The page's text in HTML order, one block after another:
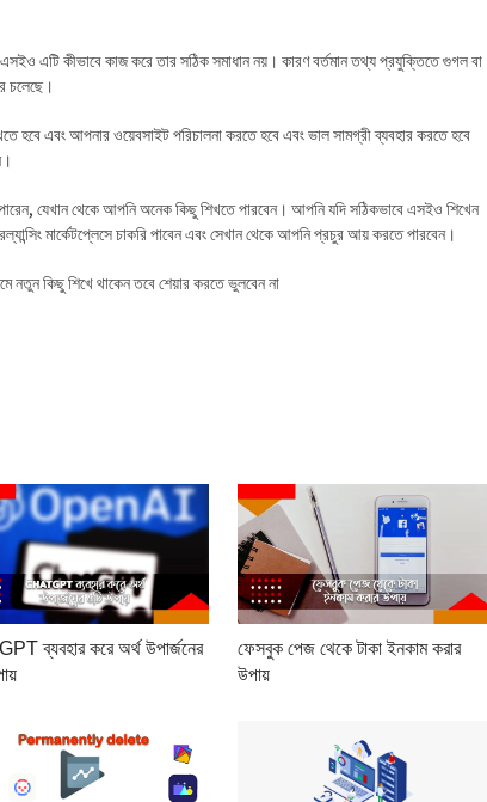
এসইও এটি কীভাবে কাজ করে তার সঠিক সমাধান নয়। কারণ বর্তমান তথ্য প্রযুক্তিতে গুগল বা
চলেছে।
এবং আপনার ওয়েবসাইট পরিচালনা করতে হবে এবং ভাল সামগ্রী ব্যবহার করতে হবে
যেখান থেকে আপনি অনেক কিছু শিখতে পারবেন। আপনি যদি সঠিকভাবে এসইও শিখেন
মার্কেটপ্লেসে চাকরি পাবেন এবং সেখান থেকে আপনি প্রচুর আয় করতে পারবেন।
নতুন কিছু শিখে থাকেন তবে শেয়ার করতে ভুলবেন না
ব্যবহার করে অর্থ উপার্জনের
ফেসবুক পেজ থেকে টাকা ইনকাম করার
উপায়